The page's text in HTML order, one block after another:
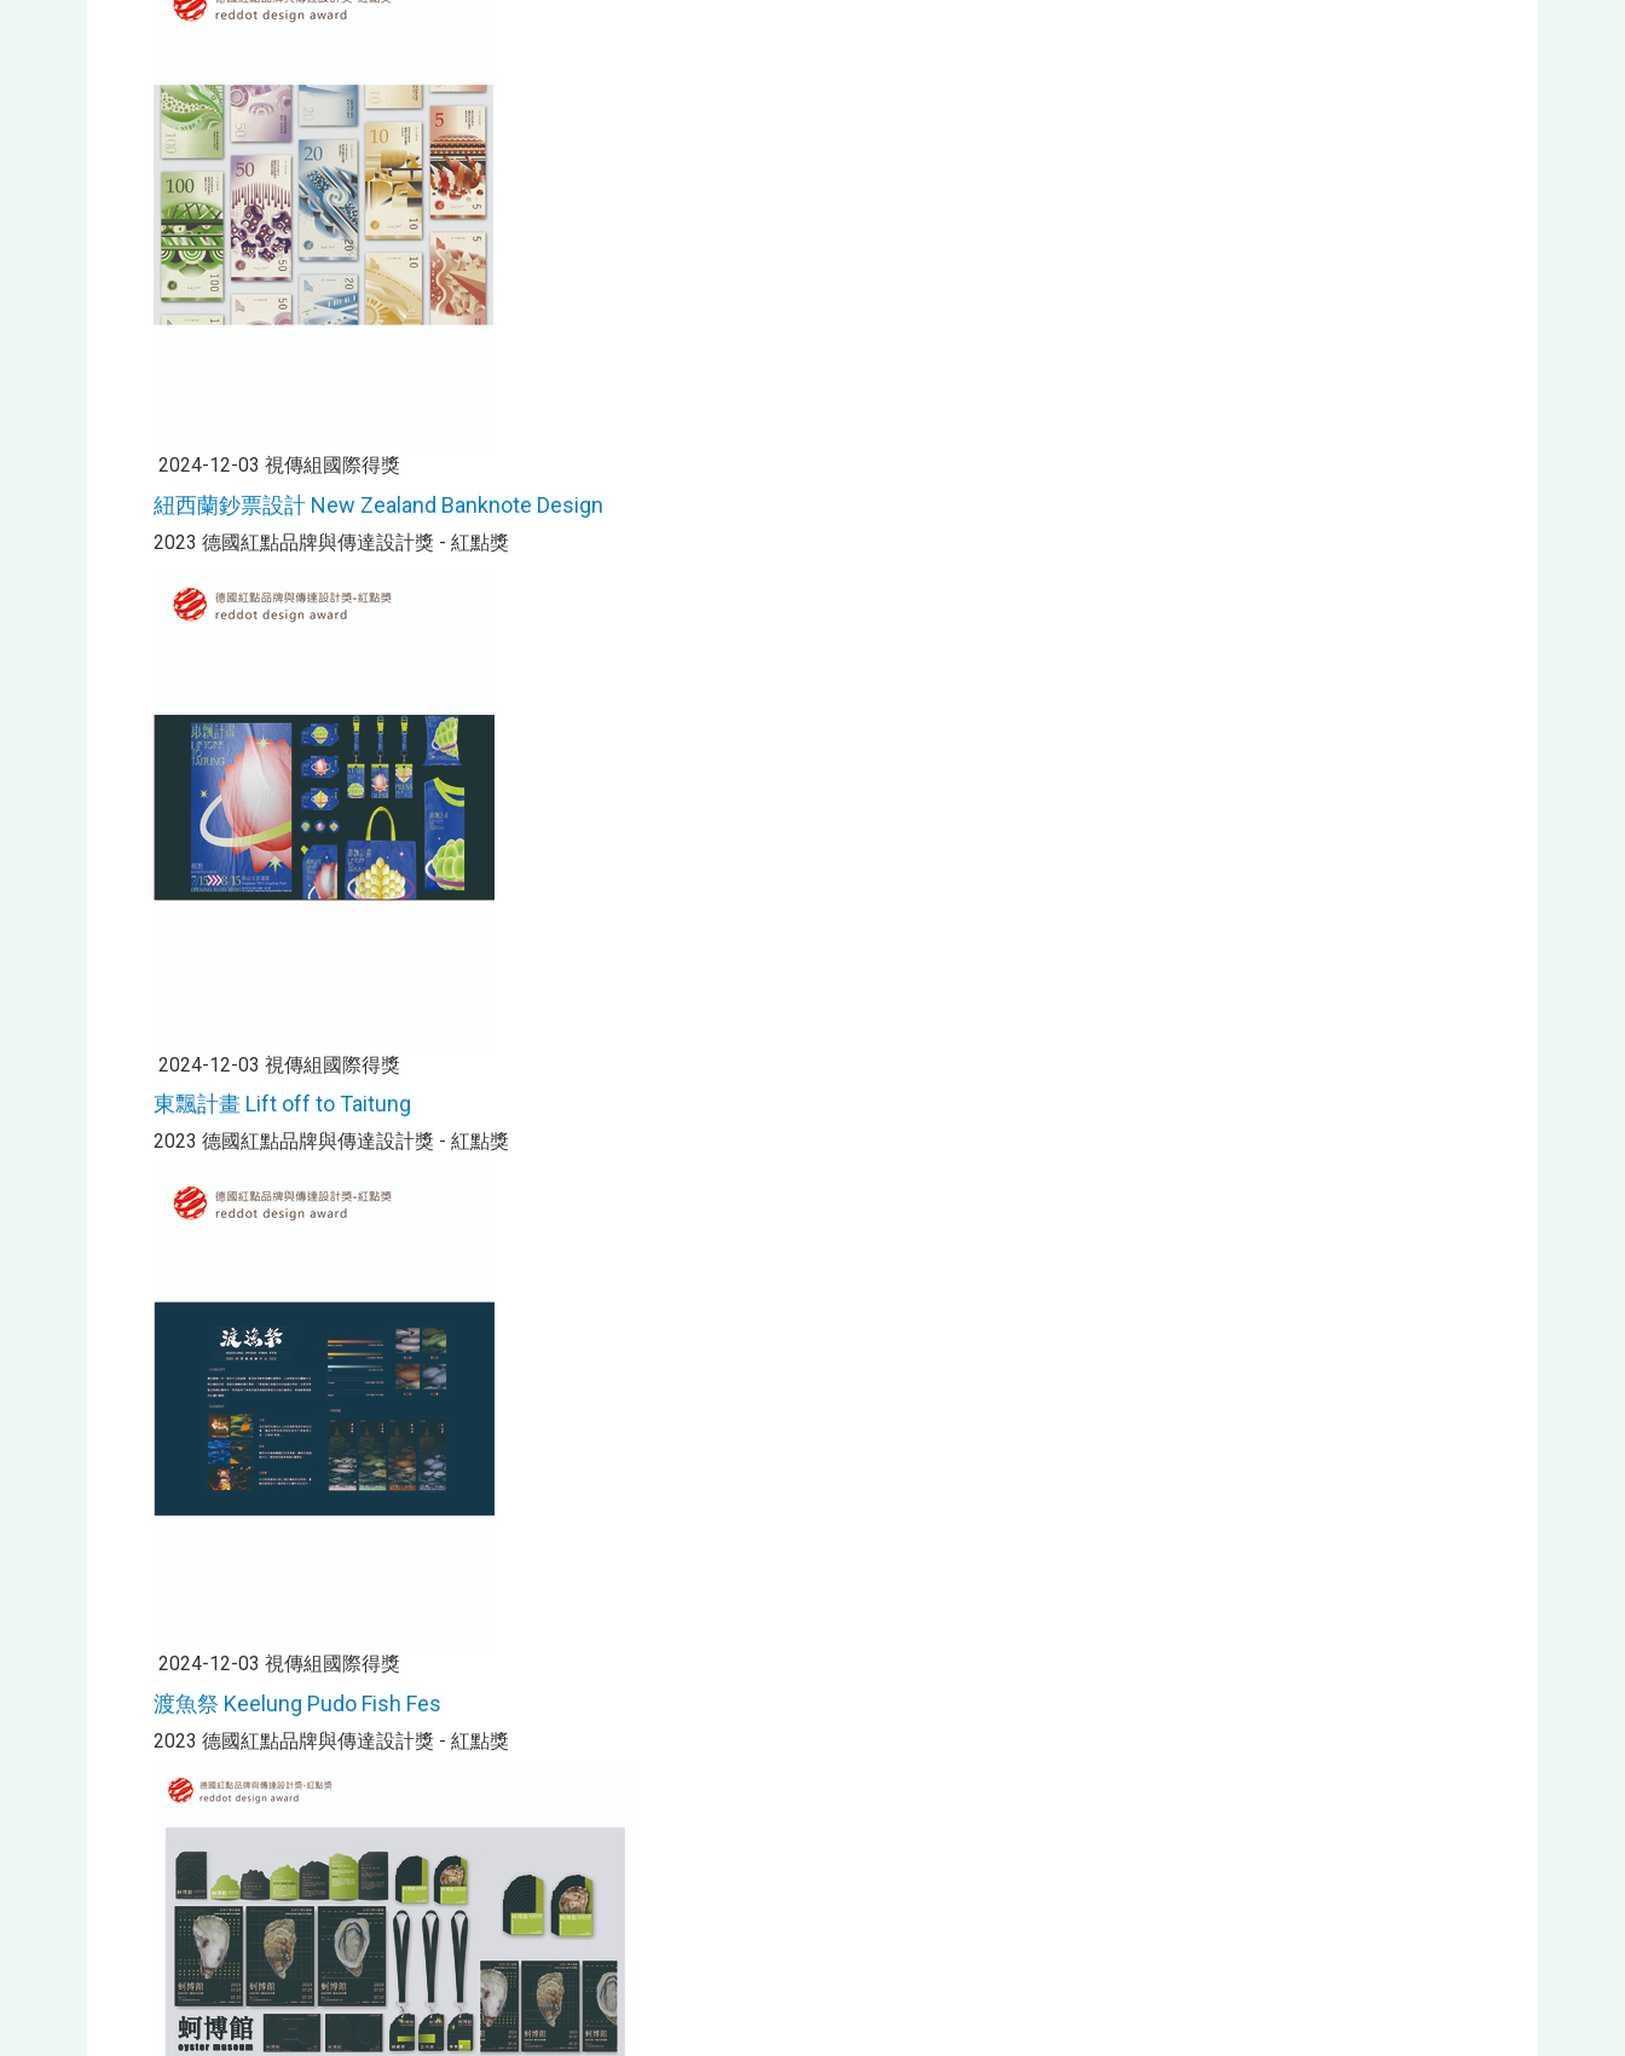
2024-12-03 視傳組國際得獎
紐西蘭鈔票設計 New Zealand Banknote Design
2023 德國紅點品牌與傳達設計獎 - 紅點獎
2024-12-03 視傳組國際得獎
東飄計畫 Lift off to Taitung
2023 德國紅點品牌與傳達設計獎 - 紅點獎
2024-12-03 視傳組國際得獎
渡魚祭 Keelung Pudo Fish Fes
2023 德國紅點品牌與傳達設計獎 - 紅點獎